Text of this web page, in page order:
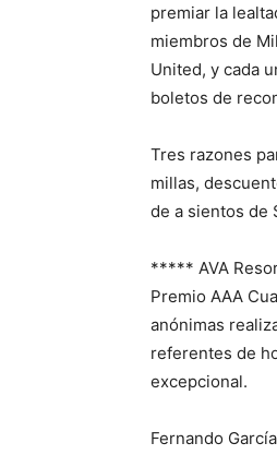
premiar la
miembros de
United, y cada
boletos de
Tres razones
millas,
de a sientos de
***** AVA
Premio AAA
anónimas
referentes de
excepcional.
Fernando